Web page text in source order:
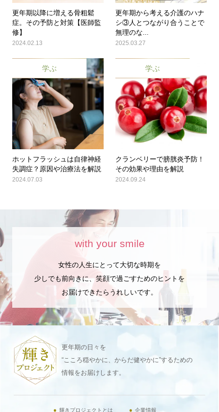
更年期以降に増える骨粗鬆
症。その予防と対策【医師監
修】
2024.02.13
更年期から考える介護のハナ
シ③人とつながり合うことで
無理のな...
2025.03.27
学ぶ
ホットフラッシュは自律神経
失調症？原因や治療法を解説
2024.07.03
学ぶ
クランベリーで膀胱炎予防！
その効果や理由を解説
2024.09.24
with your smile
女性の人生にとって大切な時期を
少しでも前向きに、笑顔で過ごすためのヒントを
お届けできたらうれしいです。
更年期の日々を
“こころ穏やかに、からだ健やかに”するための
情報をお届けします。
輝きプロジェクトとは 企業情報